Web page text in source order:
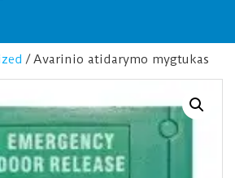
/ Avarinio atidarymo mygtukas